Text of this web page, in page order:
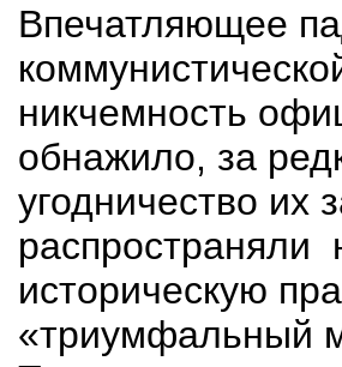
Впечатляющее
никчемность
обнажило, за
угодничество их
распространяли
историческую
«триумфальный